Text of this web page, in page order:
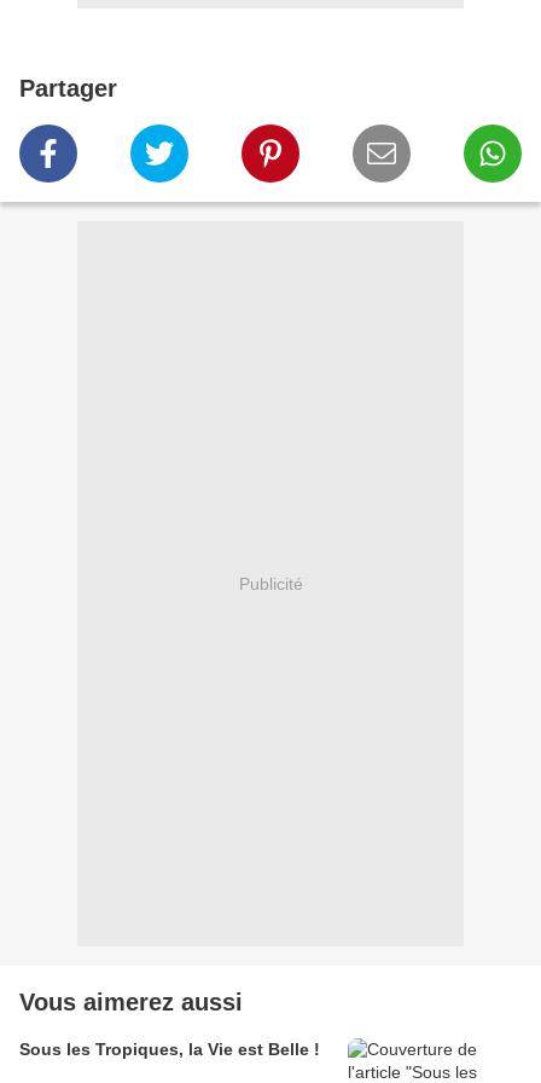
Partager
Publicité
Vous aimerez aussi
Sous les Tropiques, la Vie est Belle !